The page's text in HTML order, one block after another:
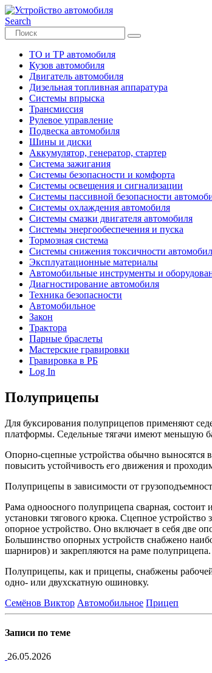
Search
ТО и ТР автомобиля
Кузов автомобиля
Двигатель автомобиля
Дизельная топливная аппаратура
Системы впрыска
Трансмиссия
Рулевое управление
Подвеска автомобиля
Шины и диски
Аккумулятор, генератор, стартер
Система зажигания
Системы безопасности и комфорта
Системы освещения и сигнализации
Системы пассивной безопасности
Системы охлаждения автомобиля
Системы смазки двигателя автомобиля
Системы энергообеспечения и пуска
Тормозная система
Системы снижения токсичности
Эксплуатационные материалы
Автомобильные инструменты и
Диагностирование автомобиля
Техника безопасности
Автомобильное
Закон
Трактора
Парные браслеты
Мастерские гравировки
Гравировка в РБ
Log In
Полуприцепы
Для буксирования полуприцепов применяют
платформы. Седельные тягачи имеют меньшую
Опорно-сцепные устройства обычно выносятся
повысить устойчивость его движения и
Полуприцепы в зависимости от
Рама одноосного полуприцепа сварная,
установки тягового крюка. Сцепное
опорное устройство. Оно включает в себя две
Большинство опорных устройств снабжено
шарниров) и закрепляются на раме полуприцепа.
Полуприцепы, как и прицепы, снабжены
одно- или двухскатную ошиновку.
Семёнов Виктор Автомобильное Прицеп
Записи по теме
26.05.2026